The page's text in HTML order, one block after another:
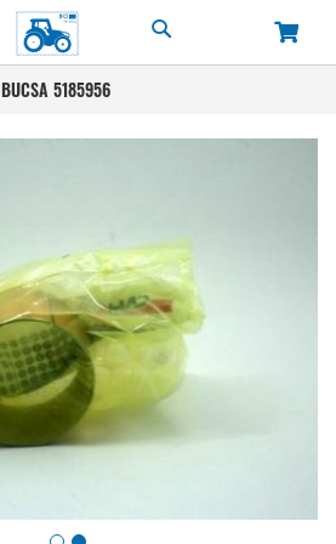
Cautare
BUCSA 5185956